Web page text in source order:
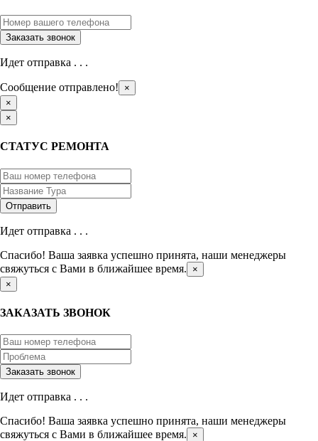
Идет отправка . . .
Сообщение отправлено!
×
×
×
СТАТУС РЕМОНТА
Идет отправка . . .
Спасибо! Ваша заявка успешно принята, наши менеджеры
свяжуться с Вами в ближайшее время.
×
×
ЗАКАЗАТЬ ЗВОНОК
Идет отправка . . .
Спасибо! Ваша заявка успешно принята, наши менеджеры
свяжуться с Вами в ближайшее время.
×